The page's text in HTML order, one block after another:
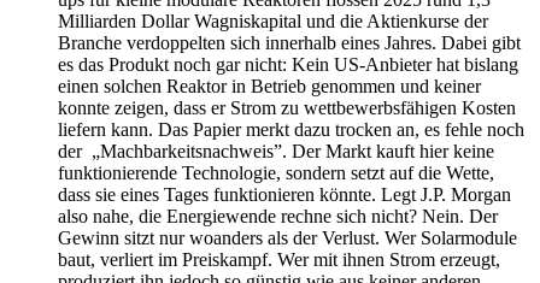
Milliarden Dollar Wagniskapital und die Aktienkurse der
Branche verdoppelten sich innerhalb eines Jahres. Dabei gibt
es das Produkt noch gar nicht: Kein US-Anbieter hat bislang
einen solchen Reaktor in Betrieb genommen und keiner
konnte zeigen, dass er Strom zu wettbewerbsfähigen Kosten
liefern kann. Das Papier merkt dazu trocken an, es fehle noch
der „Machbarkeitsnachweis”. Der Markt kauft hier keine
funktionierende Technologie, sondern setzt auf die Wette,
dass sie eines Tages funktionieren könnte. Legt J.P. Morgan
also nahe, die Energiewende rechne sich nicht? Nein. Der
Gewinn sitzt nur woanders als der Verlust. Wer Solarmodule
baut, verliert im Preiskampf. Wer mit ihnen Strom erzeugt,